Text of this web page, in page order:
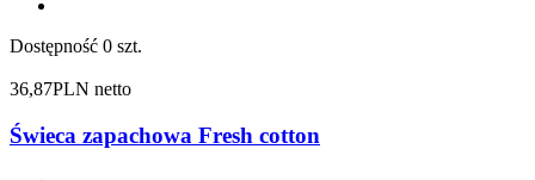
Dostępność 0 szt.
36,87PLN netto
Świeca zapachowa Fresh cotton